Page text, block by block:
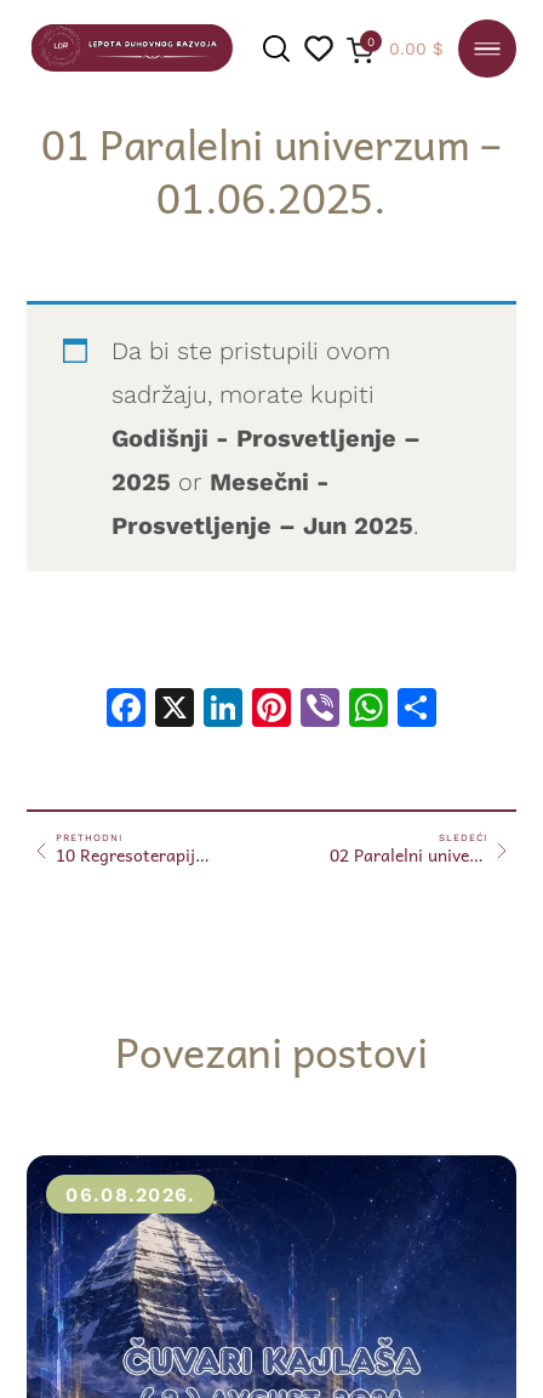
PRETRAGA
0 0.00 $
01 Paralelni univerzum –
01.06.2025.
Da bi ste pristupili ovom
sadržaju, morate kupiti
Godišnji - Prosvetljenje –
2025 or Mesečni -
Prosvetljenje – Jun 2025.
Facebook
X LinkedIn
Pinterest
Viber
PRETHODNI
10 Regresoterapija – 27.05.2025.
SLEDEĆI
02 Paralelni univerzum – 03.06.2025.
Povezani postovi
06.08.2026.